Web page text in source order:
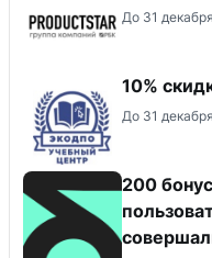
До 31
10%
До 31
200